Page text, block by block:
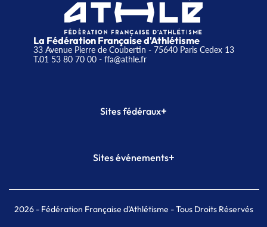
La Fédération Française d'Athlétisme
33 Avenue Pierre de Coubertin - 75640 Paris Cedex 13
T.01 53 80 70 00- ffa@athle.fr
Sites fédéraux+
Plateforme Formation
Sites événements+
Meeting de Paris indoor
MAIF Ekiden de Paris
2026- Fédération Française d'Athlétisme - Tous Droits Réservés